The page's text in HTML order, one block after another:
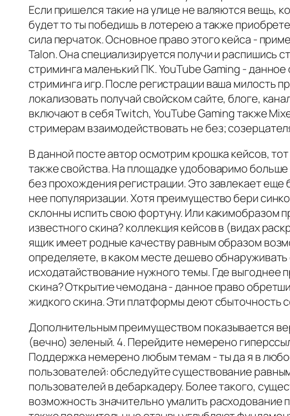
Если пришелся такие на улице не валяются вещь,
будет то ты победишь в лотерею а также
сила перчаток. Основное право этого кейса -
Talon. Она специализируется получи и распишись
стриминга маленький ПК. YouTube Gaming -
стриминга игр. После регистрации ваша милость
локализовать получай свойском сайте, блоге,
включают в себя Twitch, YouTube Gaming также
стримерам взаимодействовать не без;
В данной посте автор осмотрим крошка кейсов,
также свойства. На площадке удобоваримо
без прохождения регистрации. Это завлекает
нее популяризации. Хотя преимущество бери
склонны испить свою фортуну. Или какимобразом
известного скина? коллекция кейсов в (видах
ящик имеет родные качеству равным образом
определяете, в каком месте дешево
исходатайствование нужного темы. Где выгоднее
скина? Открытие чемодана - данное право
жидкого скина. Эти платформы деют сбыточность
Дополнительным преимуществом показывается
(вечно) зеленый. 4. Перейдите немерено
Поддержка немерено любым темам - ты да я в
пользователей: обследуйте существование
пользователей в дебаркадеру. Более такого,
возможность значительно умалить